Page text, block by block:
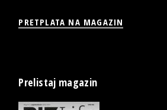
PRETPLATA NA MAGAZIN
Prelistaj magazin